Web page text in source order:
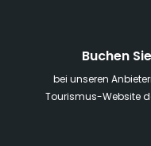
Buchen
bei unseren
Tourismus-Website